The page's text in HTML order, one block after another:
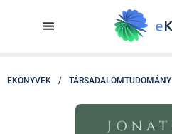
EKÖNYVEK / TÁRSADALOMTUDOMÁNY